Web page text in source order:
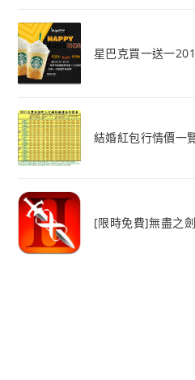
星巴克買一送一
結婚紅包行情價一
[限時免費]無盡之